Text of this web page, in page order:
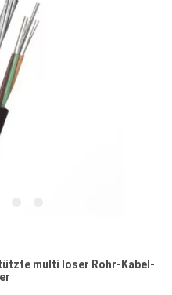
multi loser Rohr-Kabel-